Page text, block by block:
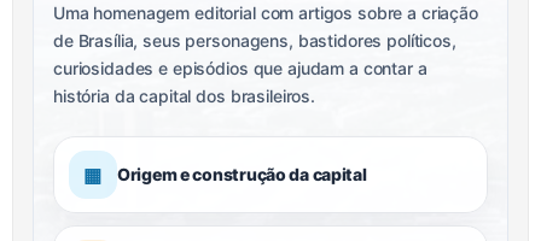
Uma homenagem editorial com artigos sobre a criação
de Brasília, seus personagens, bastidores políticos,
curiosidades e episódios que ajudam a contar a
história da capital dos brasileiros.
▦ Origem e construção da capital